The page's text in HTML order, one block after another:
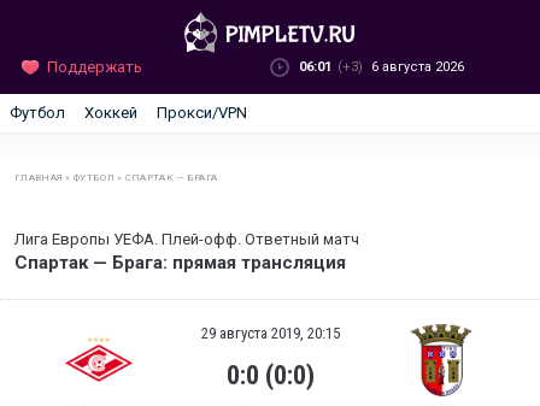
Поддержать 06:01 (+3) 6 августа 2026
Футбол Хоккей Прокси/VPN
ГЛАВНАЯ »ФУТБОЛ » СПАРТАК — БРАГА
Лига Европы УЕФА. Плей-офф. Ответный матч
Спартак — Брага: прямая трансляция
29 августа 2019, 20:15
0:0 (0:0)